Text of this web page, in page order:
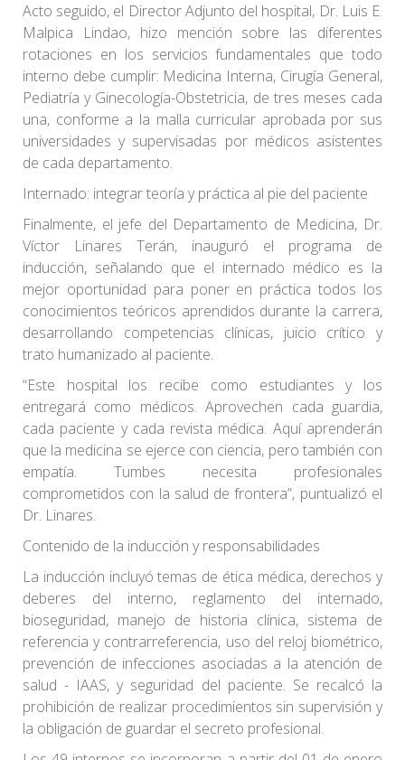
Acto seguido, el Director Adjunto del hospital, Dr. Luis E.
Malpica Lindao, hizo mención sobre las diferentes
rotaciones en los servicios fundamentales que todo
interno debe cumplir: Medicina Interna, Cirugía General,
Pediatría y Ginecología-Obstetricia, de tres meses cada
una, conforme a la malla curricular aprobada por sus
universidades y supervisadas por médicos asistentes
de cada departamento.
Internado: integrar teoría y práctica al pie del paciente
Finalmente, el jefe del Departamento de Medicina, Dr.
Víctor Linares Terán, inauguró el programa de
inducción, señalando que el internado médico es la
mejor oportunidad para poner en práctica todos los
conocimientos teóricos aprendidos durante la carrera,
desarrollando competencias clínicas, juicio crítico y
trato humanizado al paciente.
“Este hospital los recibe como estudiantes y los
entregará como médicos. Aprovechen cada guardia,
cada paciente y cada revista médica. Aquí aprenderán
que la medicina se ejerce con ciencia, pero también con
empatía. Tumbes necesita profesionales
comprometidos con la salud de frontera”, puntualizó el
Dr. Linares.
Contenido de la inducción y responsabilidades
La inducción incluyó temas de ética médica, derechos y
deberes del interno, reglamento del internado,
bioseguridad, manejo de historia clínica, sistema de
referencia y contrarreferencia, uso del reloj biométrico,
prevención de infecciones asociadas a la atención de
salud - IAAS, y seguridad del paciente. Se recalcó la
prohibición de realizar procedimientos sin supervisión y
la obligación de guardar el secreto profesional.